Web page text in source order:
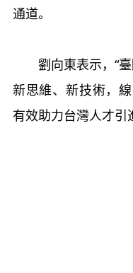
通道。
劉向東表示，“臺
新思維、新技術，
有效助力台灣人才引